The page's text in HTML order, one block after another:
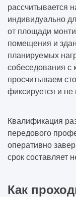
рассчитывается
индивидуально
от площади
помещения и
планируемых
собеседования с
просчитываем
фиксируется и
Квалификация
передового
оперативно
срок составляет
Как